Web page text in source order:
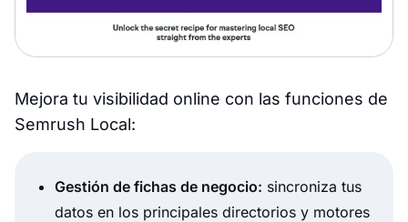
Mejora tu visibilidad online con las funciones de
Semrush Local:
Gestión de fichas de negocio: sincroniza tus
datos en los principales directorios y motores